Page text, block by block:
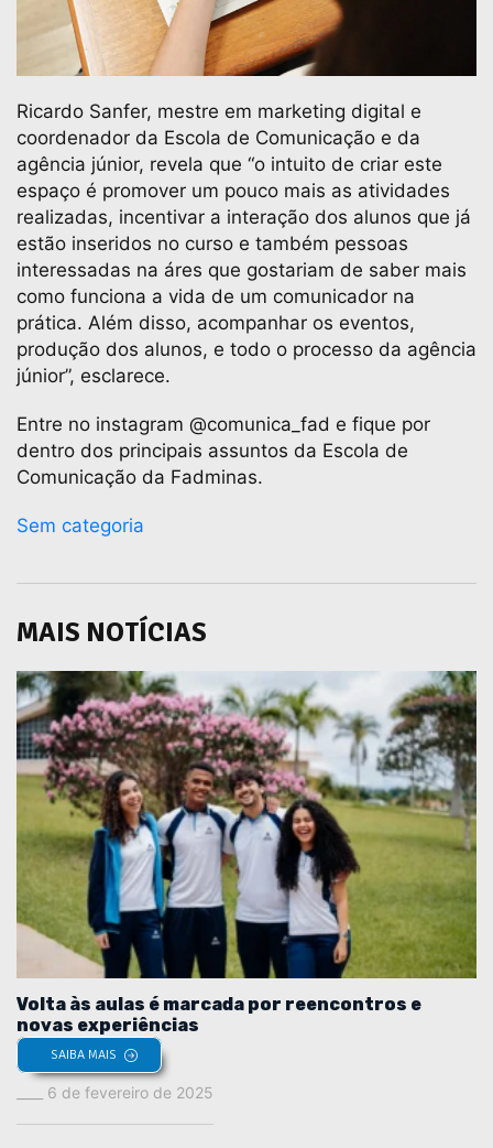
Ricardo Sanfer, mestre em marketing digital e
coordenador da Escola de Comunicação e da
agência júnior, revela que “o intuito de criar este
espaço é promover um pouco mais as atividades
realizadas, incentivar a interação dos alunos que já
estão inseridos no curso e também pessoas
interessadas na áres que gostariam de saber mais
como funciona a vida de um comunicador na
prática. Além disso, acompanhar os eventos,
produção dos alunos, e todo o processo da agência
júnior”, esclarece.
Entre no instagram @comunica_fad e fique por
dentro dos principais assuntos da Escola de
Comunicação da Fadminas.
Sem categoria
MAIS NOTÍCIAS
Volta às aulas é marcada por reencontros e
novas experiências
SAIBA MAIS
6 de fevereiro de 2025